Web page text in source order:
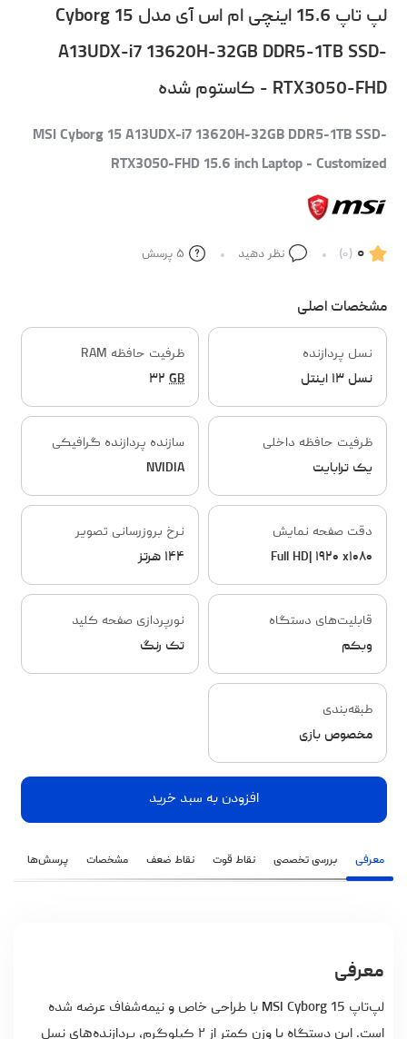
لپ تاپ 15.6 اینچی ام اس آی مدل Cyborg 15
A13UDX-i7 13620H-32GB DDR5-1TB SSD-
RTX3050-FHD - کاستوم شده
MSI Cyborg 15 A13UDX-i7 13620H-32GB DDR5-1TB SSD-
RTX3050-FHD 15.6 inch Laptop - Customized
۰ (۰) نظر دهید ۵ پرسش
مشخصات اصلی
نسل پردازنده
نسل ۱۳ اینتل
ظرفیت حافظه RAM
۳۲ GB
ظرفیت حافظه داخلی
یک ترابایت
سازنده پردازنده گرافیکی
NVIDIA
دقت صفحه نمایش
Full HD| ۱۹۲۰ x۱۰۸۰
نرخ بروزرسانی تصویر
۱۴۴ هرتز
قابلیت‌های دستگاه
وبکم
نورپردازی صفحه کلید
تک رنگ
طبقه‌بندی
مخصوص بازی
افزودن به سبد خرید
معرفی بررسی تخصصی نقاط قوت نقاط ضعف مشخصات پرسش‌ها
معرفی
لپ‌تاپ MSI Cyborg 15 با طراحی خاص و نیمه‌شفاف عرضه شده
است. این دستگاه با وزن کمتر از ۲ کیلوگرم، پردازنده‌های نسل